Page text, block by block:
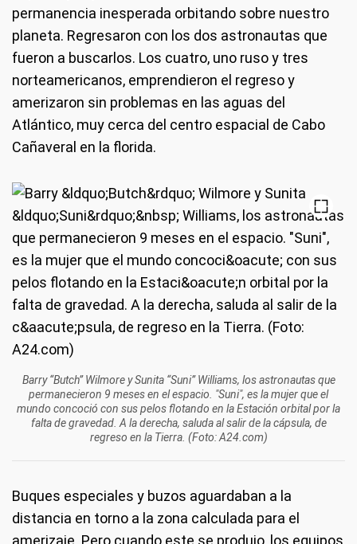
permanencia inesperada orbitando sobre nuestro
planeta. Regresaron con los dos astronautas que
fueron a buscarlos. Los cuatro, uno ruso y tres
norteamericanos, emprendieron el regreso y
amerizaron sin problemas en las aguas del
Atlántico, muy cerca del centro espacial de Cabo
Cañaveral en la florida.
Barry “Butch” Wilmore y Sunita “Suni” Williams, los astronautas que
permanecieron 9 meses en el espacio. "Suni", es la mujer que el
mundo concoció con sus pelos flotando en la Estación orbital por la
falta de gravedad. A la derecha, saluda al salir de la cápsula, de
regreso en la Tierra. (Foto: A24.com)
Buques especiales y buzos aguardaban a la
distancia en torno a la zona calculada para el
amerizaje. Pero cuando este se produjo, los equipos